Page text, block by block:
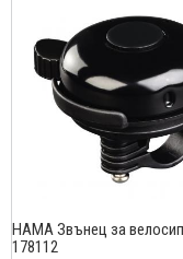
HAMA Звънец за
178112